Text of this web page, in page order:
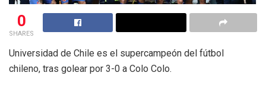
0
SHARES
Universidad de Chile es el supercampeón del fútbol
chileno, tras golear por 3-0 a Colo Colo.